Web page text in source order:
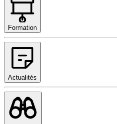
Formation
Actualités